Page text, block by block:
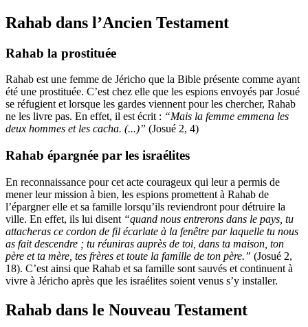
Rahab dans l’Ancien Testament
Rahab la prostituée
Rahab est une femme de Jéricho que la Bible présente comme ayant
été une prostituée. C’est chez elle que les espions envoyés par Josué
se réfugient et lorsque les gardes viennent pour les chercher, Rahab
ne les livre pas. En effet, il est écrit : “Mais la femme emmena les
deux hommes et les cacha. (...)” (Josué 2, 4)
Rahab épargnée par les israélites
En reconnaissance pour cet acte courageux qui leur a permis de
mener leur mission à bien, les espions promettent à Rahab de
l’épargner elle et sa famille lorsqu’ils reviendront pour détruire la
ville. En effet, ils lui disent “quand nous entrerons dans le pays, tu
attacheras ce cordon de fil écarlate à la fenêtre par laquelle tu nous
as fait descendre ; tu réuniras auprès de toi, dans ta maison, ton
père et ta mère, tes frères et toute la famille de ton père.” (Josué 2,
18). C’est ainsi que Rahab et sa famille sont sauvés et continuent à
vivre à Jéricho après que les israélites soient venus s’y installer.
Rahab dans le Nouveau Testament